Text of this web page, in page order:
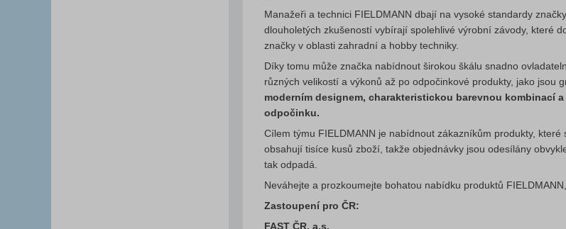
Manažeři a technici FIELDMANN dbají na vysoké standardy
dlouholetých zkušeností vybírají spolehlivé výrobní závody, které
značky v oblasti zahradní a hobby techniky.
Díky tomu může značka nabídnout širokou škálu snadno
různých velikostí a výkonů až po odpočinkové produkty, jako jsou
moderním designem, charakteristickou barevnou kombinací
odpočinku.
Cílem týmu FIELDMANN je nabídnout zákazníkům produkty, které
obsahují tisíce kusů zboží, takže objednávky jsou odesílány
tak odpadá.
Neváhejte a prozkoumejte bohatou nabídku produktů
Zastoupení pro ČR:
FAST ČR, a.s.